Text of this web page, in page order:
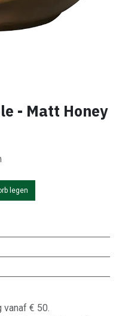
- Matt Honey
legen
vanaf € 50.